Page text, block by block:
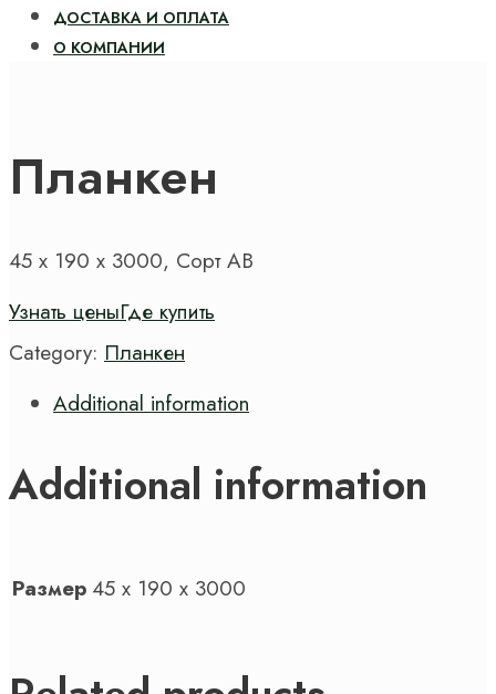
ДОСТАВКА И ОПЛАТА
О КОМПАНИИ
Планкен
45 х 190 х 3000, Сорт АВ
Узнать ценыГде купить
Category: Планкен
Additional information
Additional information
Размер 45 х 190 х 3000